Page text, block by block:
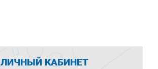
ЛИЧНЫЙ КАБИНЕТ